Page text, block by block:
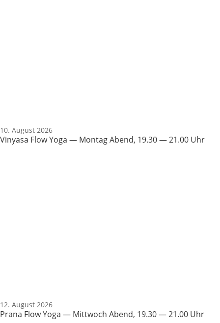
10. August 2026
Vinyasa Flow Yoga — Montag Abend, 19.30 — 21.00 Uhr
12. August 2026
Prana Flow Yoga — Mittwoch Abend, 19.30 — 21.00 Uhr